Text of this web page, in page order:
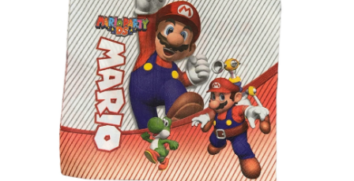
lumineuse
Décoration à
thème
Décoration de